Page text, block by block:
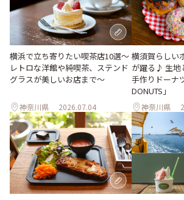
横浜で立ち寄りたい喫茶店10選～
レトロな洋館や純喫茶、ステンド
グラスが美しいお店まで～
神奈川県 2026.07.04
横須賀らしい
が躍る♪ 生地
手作りドーナ
DONUTS」
神奈川県